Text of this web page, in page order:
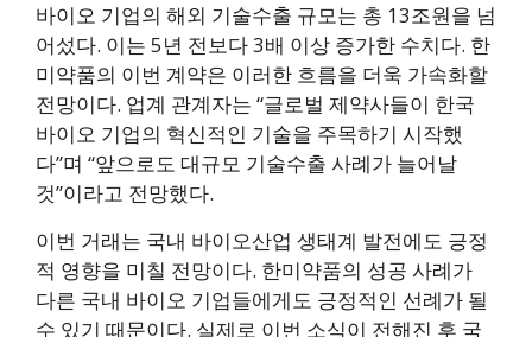
바이오 기업의 해외 기술수출 규모는 총 13조원을 넘
어섰다. 이는 5년 전보다 3배 이상 증가한 수치다. 한
미약품의 이번 계약은 이러한 흐름을 더욱 가속화할
전망이다. 업계 관계자는 “글로벌 제약사들이 한국
바이오 기업의 혁신적인 기술을 주목하기 시작했
다”며 “앞으로도 대규모 기술수출 사례가 늘어날
것”이라고 전망했다.
이번 거래는 국내 바이오산업 생태계 발전에도 긍정
적 영향을 미칠 전망이다. 한미약품의 성공 사례가
다른 국내 바이오 기업들에게도 긍정적인 선례가 될
수 있기 때문이다. 실제로 이번 소식이 전해진 후 국